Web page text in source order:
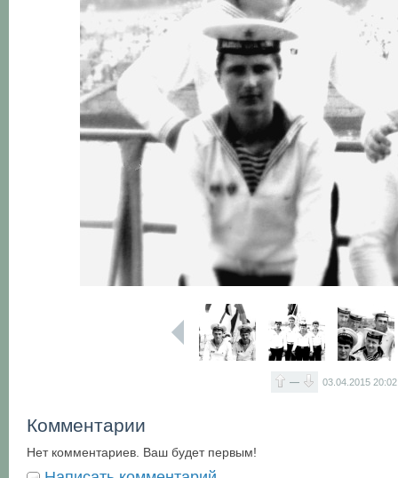
— 03.04.201520:02
Комментарии
Нет комментариев. Ваш будет первым!